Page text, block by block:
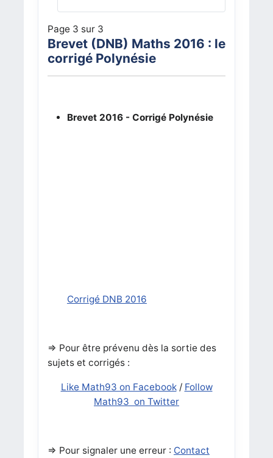
Page 3 sur 3
Brevet (DNB) Maths 2016 : le
corrigé Polynésie
Brevet 2016 - Corrigé Polynésie
Corrigé DNB 2016
=> Pour être prévenu dès la sortie des
sujets et corrigés :
Like Math93 on Facebook/ Follow
Math93 on Twitter
=> Pour signaler une erreur : Contact